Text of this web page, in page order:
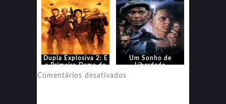
Dupla Explosiva 2: E
a Primeira-Dama do
Crime
Um Sonho de
Liberdade
Comentários desativados